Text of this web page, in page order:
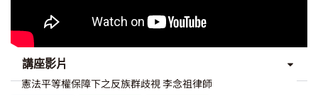
講座影片
憲法平等權保障下之反族群歧視 李念祖律師